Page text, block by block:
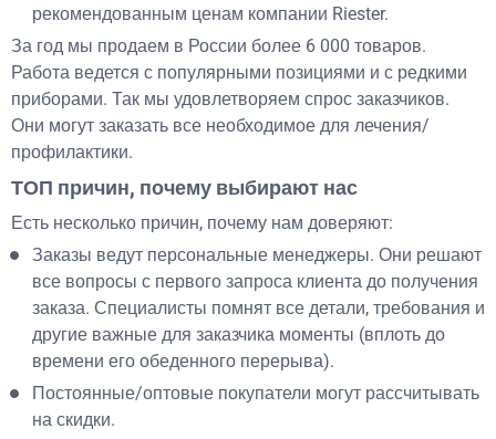
рекомендованным ценам компании Riester.
За год мы продаем в России более 6 000 товаров.
Работа ведется с популярными позициями и с редкими
приборами. Так мы удовлетворяем спрос заказчиков.
Они могут заказать все необходимое для лечения/
профилактики.
ТОП причин, почему выбирают нас
Есть несколько причин, почему нам доверяют:
Заказы ведут персональные менеджеры. Они решают
все вопросы с первого запроса клиента до получения
заказа. Специалисты помнят все детали, требования и
другие важные для заказчика моменты (вплоть до
времени его обеденного перерыва).
Постоянные/оптовые покупатели могут рассчитывать
на скидки.